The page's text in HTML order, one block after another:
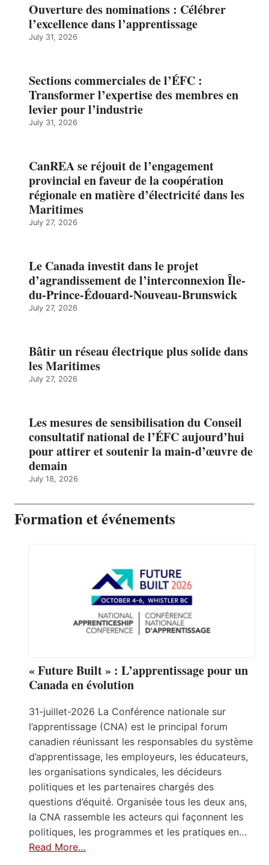
Ouverture des nominations : Célébrer
l’excellence dans l’apprentissage
July 31, 2026
Sections commerciales de l’ÉFC :
Transformer l’expertise des membres en
levier pour l’industrie
July 31, 2026
CanREA se réjouit de l’engagement
provincial en faveur de la coopération
régionale en matière d’électricité dans les
Maritimes
July 27, 2026
Le Canada investit dans le projet
d’agrandissement de l’interconnexion Île-
du-Prince-Édouard-Nouveau-Brunswick
July 27, 2026
Bâtir un réseau électrique plus solide dans
les Maritimes
July 27, 2026
Les mesures de sensibilisation du Conseil
consultatif national de l’ÉFC aujourd’hui
pour attirer et soutenir la main-d’œuvre de
demain
July 18, 2026
Formation et événements
« Future Built » : L’apprentissage pour un
Canada en évolution
31-juillet-2026 La Conférence nationale sur
l’apprentissage (CNA) est le principal forum
canadien réunissant les responsables du système
d’apprentissage, les employeurs, les éducateurs,
les organisations syndicales, les décideurs
politiques et les partenaires chargés des
questions d’équité. Organisée tous les deux ans,
la CNA rassemble les acteurs qui façonnent les
politiques, les programmes et les pratiques en…
Read More…